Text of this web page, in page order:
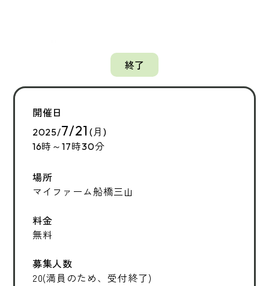
終了
開催日
2025/7/21 (月)
16時～17時30分
場所
マイファーム船橋三山
料金
無料
募集人数
20(満員のため、受付終了)